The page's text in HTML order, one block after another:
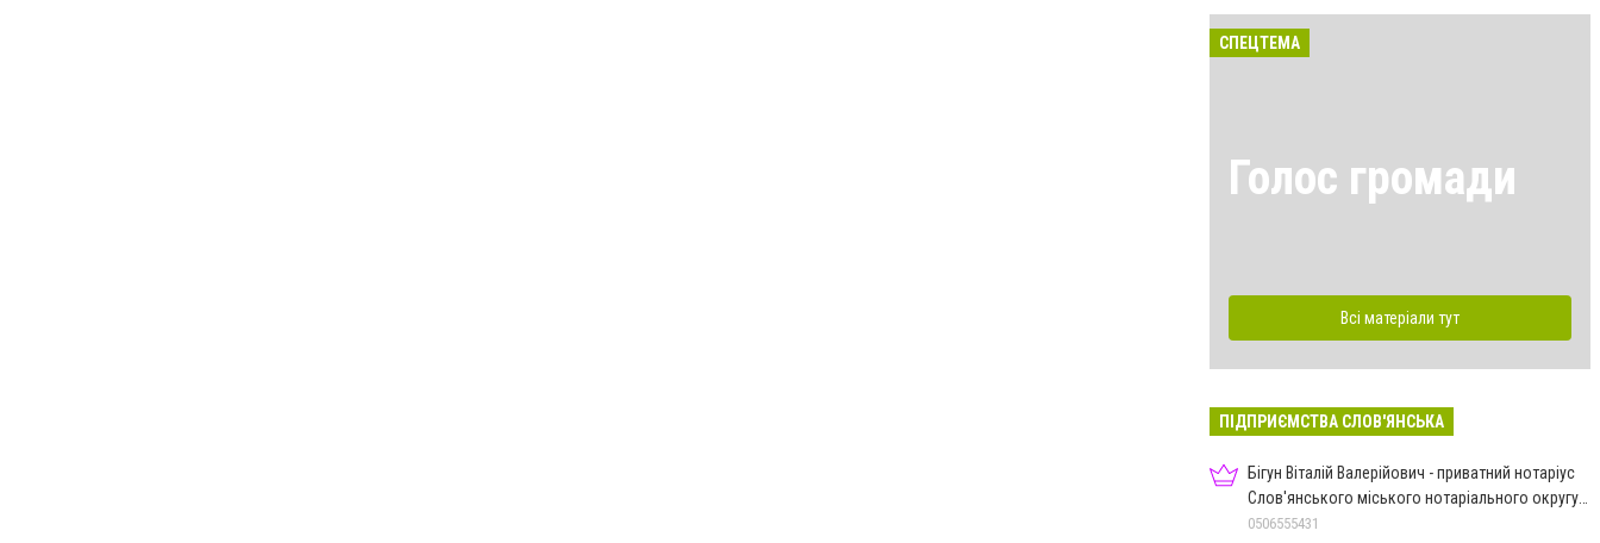
СПЕЦТЕМА
Голос громади
Всі матеріали тут
ПІДПРИЄМСТВА СЛОВ'ЯНСЬКА
Бігун Віталій Валерійович - приватний нотаріус
Слов'янського міського нотаріального округу
Дон.обл.
0506555431